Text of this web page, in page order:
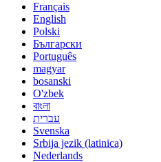
Français
English
Polski
Български
Português
magyar
bosanski
O'zbek
বাংলা
עברית
Svenska
Srbija jezik (latinica)
Nederlands